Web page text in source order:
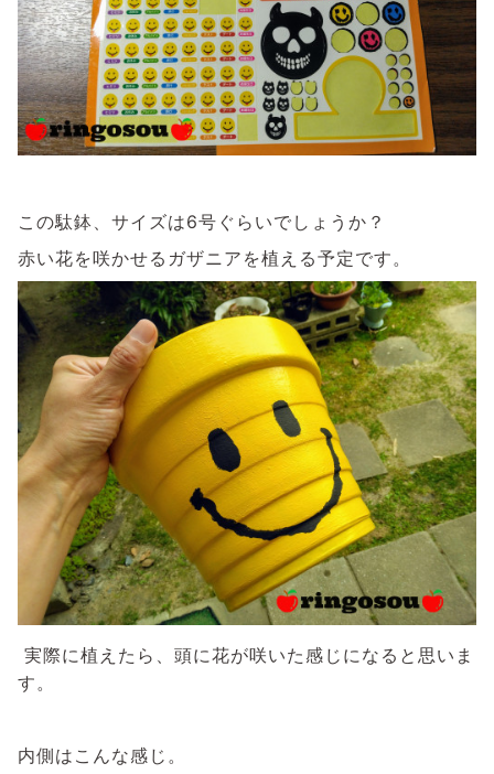
この駄鉢、サイズは6号ぐらいでしょうか？
赤い花を咲かせるガザニアを植える予定です。
実際に植えたら、頭に花が咲いた感じになると思いま
す。
内側はこんな感じ。